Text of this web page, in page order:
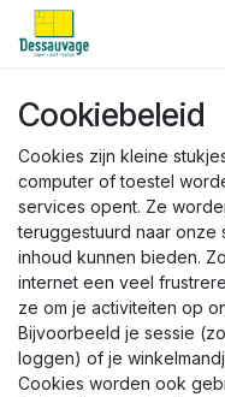
Overslaan naar inhoud
Cookiebeleid
Cookies zijn kleine
computer of toestel
services opent. Ze
teruggestuurd naar
inhoud kunnen bieden.
internet een veel
ze om je activiteiten op
Bijvoorbeeld je sessie
loggen) of je
Cookies worden ook